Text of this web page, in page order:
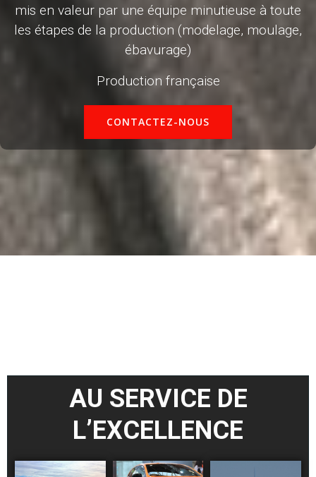
mis en valeur par une équipe minutieuse à toute
les étapes de la production (modelage, moulage,
ébavurage)
Production française
CONTACTEZ-NOUS
AU SERVICE DE
L’EXCELLENCE